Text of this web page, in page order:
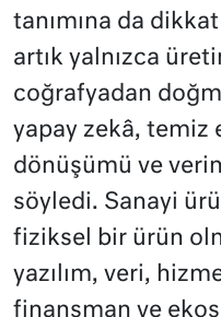
tanımına da
artık yalnızca
coğrafyadan
yapay zekâ, temiz
dönüşümü ve
söyledi. Sanayi
fiziksel bir ürün
yazılım, veri,
finansman ve